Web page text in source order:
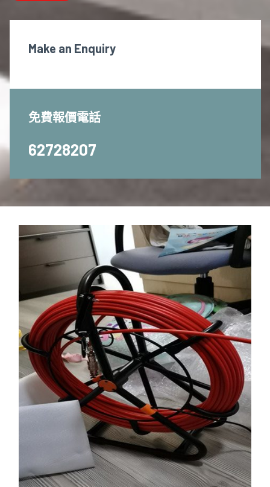
Make an Enquiry
免費報價電話
62728207